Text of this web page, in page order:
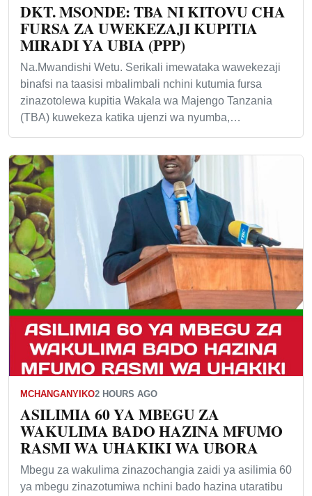
DKT. MSONDE: TBA NI KITOVU CHA
FURSA ZA UWEKEZAJI KUPITIA
MIRADI YA UBIA (PPP)
Na.Mwandishi Wetu. Serikali imewataka wawekezaji
binafsi na taasisi mbalimbali nchini kutumia fursa
zinazotolewa kupitia Wakala wa Majengo Tanzania
(TBA) kuwekeza katika ujenzi wa nyumba,…
MCHANGANYIKO2 HOURS AGO
ASILIMIA 60 YA MBEGU ZA
WAKULIMA BADO HAZINA MFUMO
RASMI WA UHAKIKI WA UBORA
Mbegu za wakulima zinazochangia zaidi ya asilimia 60
ya mbegu zinazotumiwa nchini bado hazina utaratibu